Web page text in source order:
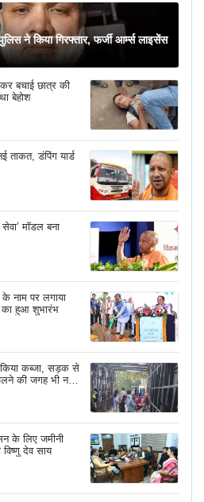
ने किया गिरफ्तार, फर्जी आर्म्स लाइसेंस
बचाई छात्र की
बेहोश
ताकत, डंपिंग यार्ड
मॉडल बना
के नाम पर लगाया
का हुआ शुभारंभ
किया कब्जा, सड़क से
की जगह भी नहीं
के लिए जमीनी
देव साय